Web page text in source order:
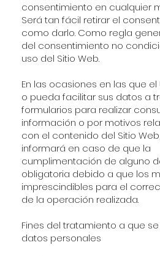
consentimiento en cualquier
Será tan fácil retirar el
como darlo. Como regla
del consentimiento no
uso del Sitio Web.
En las ocasiones en las que
o pueda facilitar sus datos a
formularios para realizar
información o por motivos
con el contenido del Sitio
informará en caso de que la
cumplimentación de alguno
obligatoria debido a que los
imprescindibles para el
de la operación realizada.
Fines del tratamiento a que
datos personales